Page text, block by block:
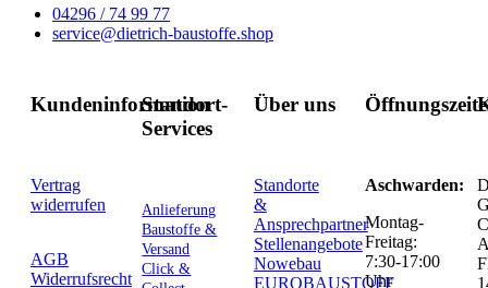
04296 / 74 99 77
service@dietrich-baustoffe.shop
Kundeninformation
Vertrag
widerrufen
AGB
Widerrufsrecht
Standort-
Services
Anlieferung
Baustoffe &
Versand
Click &
Über uns
Standorte
&
Ansprechpartner
Stellenangebote
Nowebau
EUROBAUSTOFF
Aschwarden:
Montag-
Freitag:
7:30-17:00
Uhr